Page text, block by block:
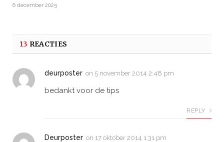
6 december 2025
13 REACTIES
deurposter on 5 november 2014 2:48 pm
bedankt voor de tips
REPLY
Deurposter on 17 oktober 2014 1:31 pm